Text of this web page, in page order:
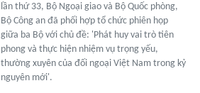
lần thứ 33, Bộ Ngoại giao và Bộ Quốc phòng,
Bộ Công an đã phối hợp tổ chức phiên họp
giữa ba Bộ với chủ đề: 'Phát huy vai trò tiên
phong và thực hiện nhiệm vụ trọng yếu,
thường xuyên của đối ngoại Việt Nam trong kỷ
nguyên mới'.